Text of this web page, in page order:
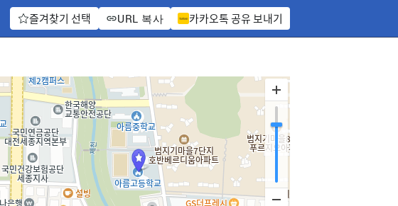
즐겨찾기 선택 URL 복사 카카오톡 공유 보내기